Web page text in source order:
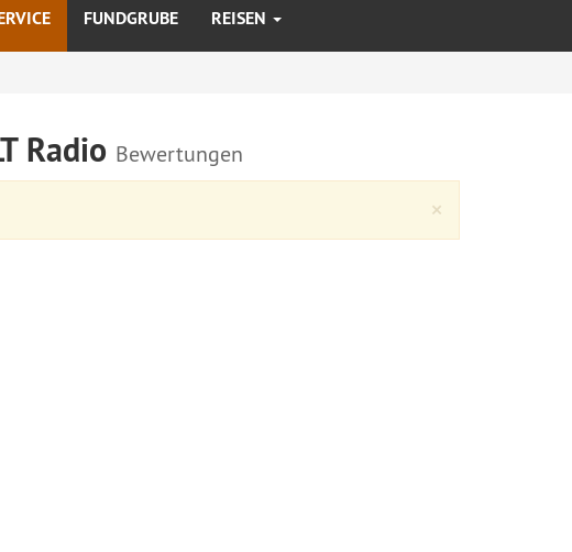
FUNDGRUBE REISEN
Radio Bewertungen
×